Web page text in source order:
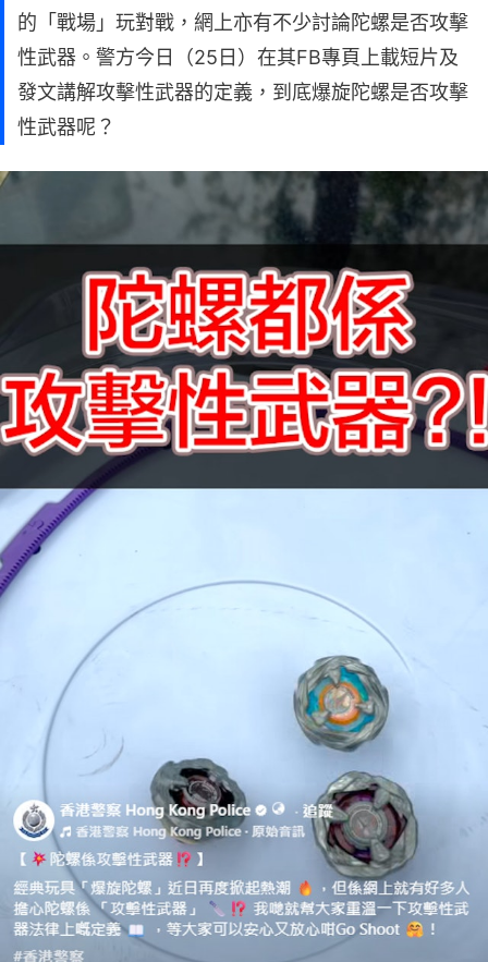
的「戰場」玩對戰，網上亦有不少討論陀螺是否攻擊
性武器。警方今日（25日）在其FB專頁上載短片及
發文講解攻擊性武器的定義，到底爆旋陀螺是否攻擊
性武器呢？